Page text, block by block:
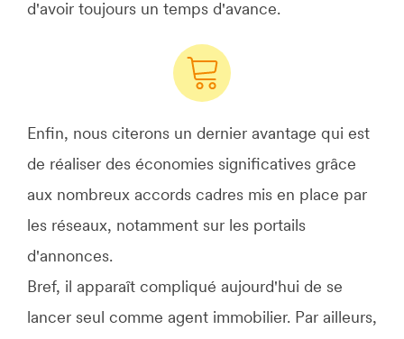
d'avoir toujours un temps d'avance.
Enfin, nous citerons un dernier avantage qui est
de réaliser des économies significatives grâce
aux nombreux accords cadres mis en place par
les réseaux, notamment sur les portails
d'annonces.
Bref, il apparaît compliqué aujourd'hui de se
lancer seul comme agent immobilier. Par ailleurs,